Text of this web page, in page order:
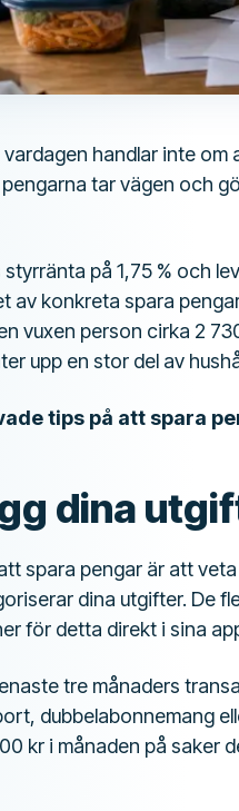
handlar inte
tar vägen och
styrränta på 1,75 % och
av konkreta spara
vuxen person cirka 2
upp en stor del av
tips på att spara
dina
spara pengar är att
dina utgifter. De
för detta direkt i sina
tre månaders
dubbelabonnemang
kr i månaden på saker